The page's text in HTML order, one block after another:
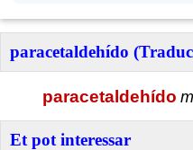
paracetaldehído
paracetaldehído
Et pot interessar